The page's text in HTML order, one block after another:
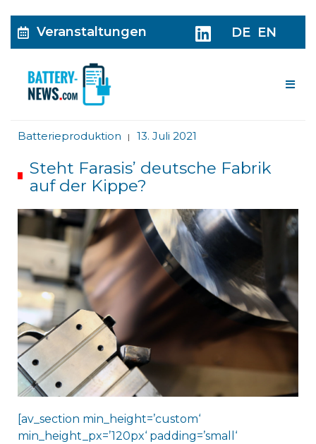
Veranstaltungen DE EN
Batterieproduktion | 13. Juli 2021
Steht Farasisʼ deutsche Fabrik
auf der Kippe?
[av_section min_height=’custom‘
min_height_px=’120px‘ padding=’small‘